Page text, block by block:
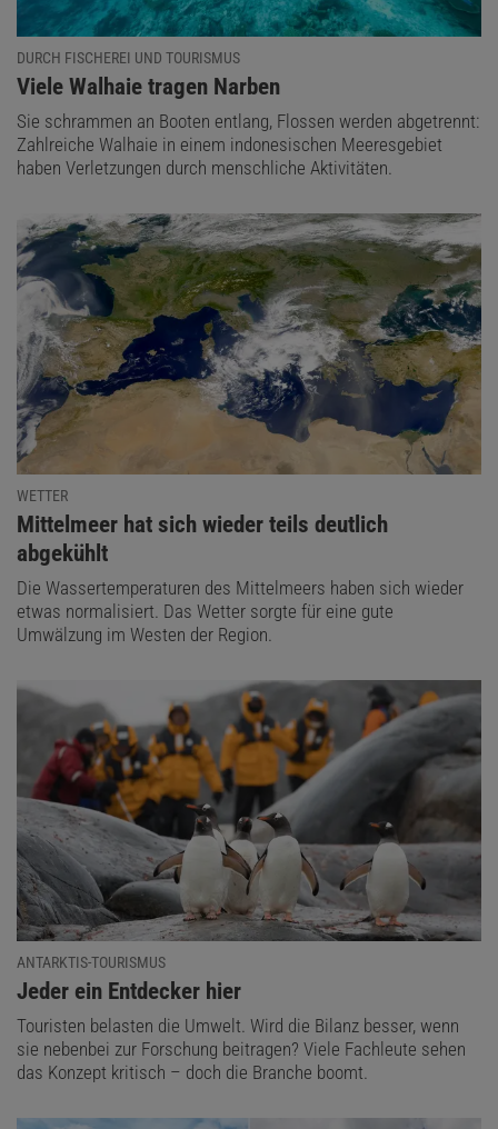
DURCH FISCHEREI UND TOURISMUS
:
Viele Walhaie tragen Narben
Sie schrammen an Booten entlang, Flossen werden abgetrennt:
Zahlreiche Walhaie in einem indonesischen Meeresgebiet
haben Verletzungen durch menschliche Aktivitäten.
WETTER
:
Mittelmeer hat sich wieder teils deutlich
abgekühlt
Die Wassertemperaturen des Mittelmeers haben sich wieder
etwas normalisiert. Das Wetter sorgte für eine gute
Umwälzung im Westen der Region.
ANTARKTIS-TOURISMUS
:
Jeder ein Entdecker hier
Touristen belasten die Umwelt. Wird die Bilanz besser, wenn
sie nebenbei zur Forschung beitragen? Viele Fachleute sehen
das Konzept kritisch – doch die Branche boomt.